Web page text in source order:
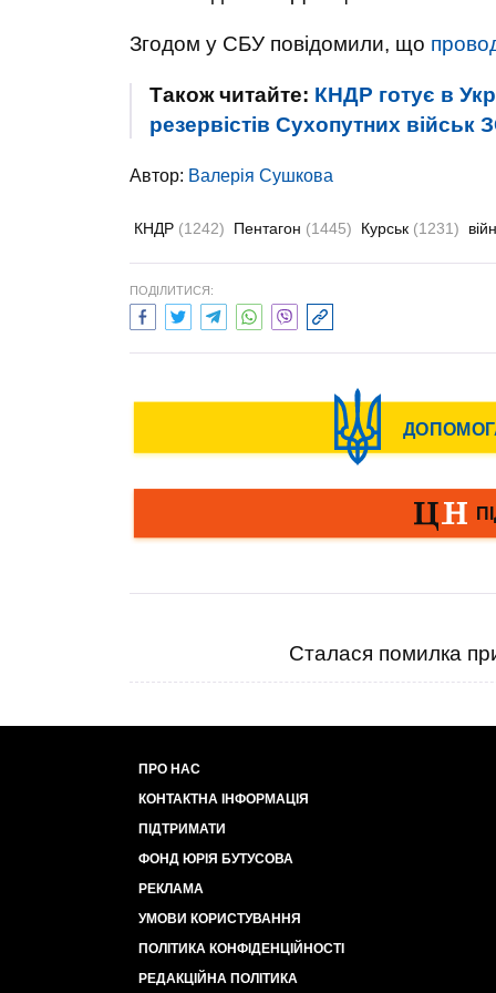
Згодом у СБУ повідомили, що
Також читайте: КНДР готує в
резервістів Сухопутних військ
Автор: Валерiя Сушкова
КНДР (1242) Пентагон (1445) Курськ (1231)
ПОДІЛИТИСЯ:
Сталася помилка
ПРО НАС
КОНТАКТНА ІНФОРМАЦІЯ
ПІДТРИМАТИ
ФОНД ЮРІЯ БУТУСОВА
РЕКЛАМА
УМОВИ КОРИСТУВАННЯ
ПОЛІТИКА КОНФІДЕНЦІЙНОСТІ
РЕДАКЦІЙНА ПОЛІТИКА